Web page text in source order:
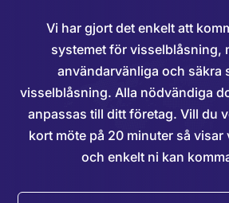
Vi har gjort det enkelt att
systemet för visselblåsning,
användarvänliga och säkra
visselblåsning. Alla nödvändiga
anpassas till ditt företag. Vill du
kort möte på 20 minuter så
och enkelt ni kan